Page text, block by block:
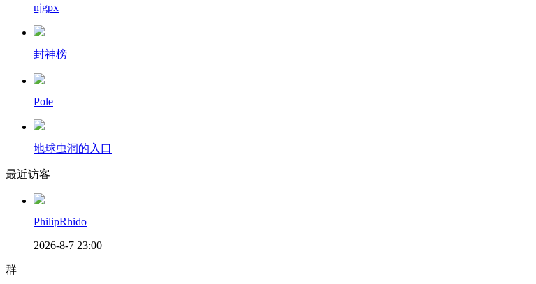
njgpx
封神榜
Pole
地球虫洞的入口
最近访客
PhilipRhido
2026-8-7 23:00
群